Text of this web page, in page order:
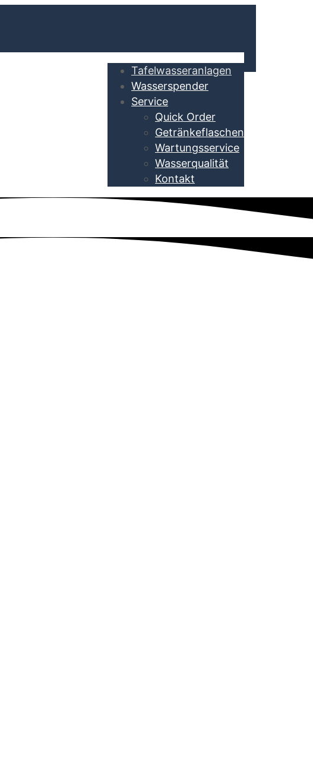
Tafelwasseranlagen
Wasserspender
Service
Quick Order
Getränkeflaschen
Wartungsservice
Wasserqualität
Kontakt